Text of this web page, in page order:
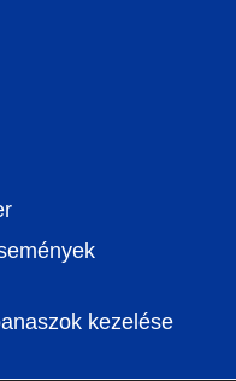
kezelése